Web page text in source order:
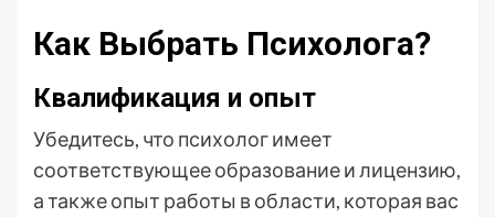
Как Выбрать Психолога?
Квалификация и опыт
Убедитесь, что психолог имеет
соответствующее образование и лицензию,
а также опыт работы в области, которая вас